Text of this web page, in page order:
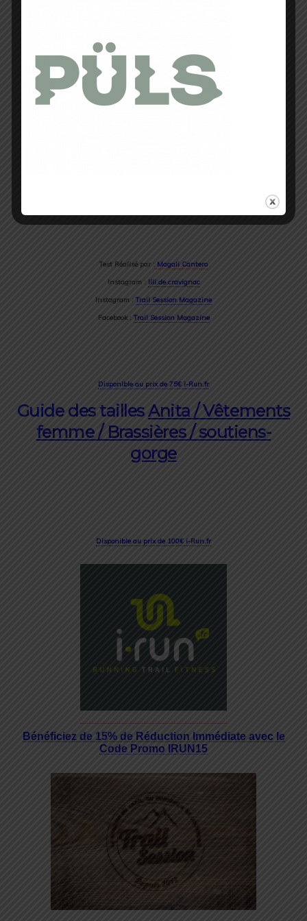
convaincue. Une marque
spécialiste du corps féminin
et qui le fait bien !
Test Réalisé par : Magali Cantero
Instagram : lili.de.cravignac
Instagram : Trail Session Magazine
Facebook :Trail Session Magazine
Disponible au prix de 75€ i-Run.fr
Guide des taillesAnita / Vêtements
femme / Brassières / soutiens-
gorge
Disponible au prix de 100€ i-Run.fr
Bénéficiez de 15% de Réduction Immédiate avec le
Code Promo IRUN15